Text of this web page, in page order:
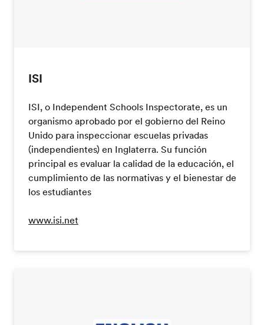
ISI
ISI, o Independent Schools Inspectorate, es un
organismo aprobado por el gobierno del Reino
Unido para inspeccionar escuelas privadas
(independientes) en Inglaterra. Su función
principal es evaluar la calidad de la educación, el
cumplimiento de las normativas y el bienestar de
los estudiantes
www.isi.net